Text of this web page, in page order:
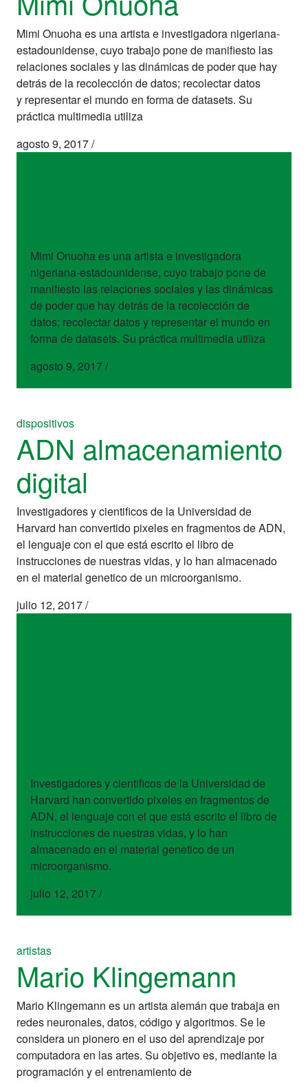
Mimi Onuoha es una artista e investigadora nigeriana-
estadounidense, cuyo trabajo pone de manifiesto las
relaciones sociales y las dinámicas de poder que hay
detrás de la recolección de datos; recolectar datos
y representar el mundo en forma de datasets. Su
práctica multimedia utiliza
agosto 9, 2017/
Mimi Onuoha es una artista e investigadora
nigeriana-estadounidense, cuyo trabajo pone de
manifiesto las relaciones sociales y las dinámicas
de poder que hay detrás de la recolección de
datos; recolectar datos y representar el mundo en
forma de datasets. Su práctica multimedia utiliza
agosto 9, 2017/
dispositivos
ADN almacenamiento
digital
Investigadores y cientificos de la Universidad de
Harvard han convertido pixeles en fragmentos de ADN,
el lenguaje con el que está escrito el libro de
instrucciones de nuestras vidas, y lo han almacenado
en el material genetico de un microorganismo.
julio 12, 2017/
Investigadores y cientificos de la Universidad de
Harvard han convertido pixeles en fragmentos de
ADN, el lenguaje con el que está escrito el libro de
instrucciones de nuestras vidas, y lo han
almacenado en el material genetico de un
microorganismo.
julio 12, 2017/
artistas
Mario Klingemann
Mario Klingemann es un artista alemán que trabaja en
redes neuronales, datos, código y algoritmos. Se le
considera un pionero en el uso del aprendizaje por
computadora en las artes. Su objetivo es, mediante la
programación y el entrenamiento de